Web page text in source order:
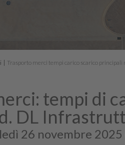
Trasporto merci tempi carico scarico
tempi di
DL
26 novembre